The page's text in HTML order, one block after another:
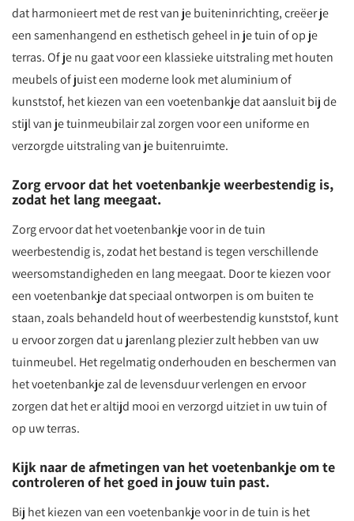
dat harmonieert met de rest van je buiteninrichting, creëer je
een samenhangend en esthetisch geheel in je tuin of op je
terras. Of je nu gaat voor een klassieke uitstraling met houten
meubels of juist een moderne look met aluminium of
kunststof, het kiezen van een voetenbankje dat aansluit bij de
stijl van je tuinmeubilair zal zorgen voor een uniforme en
verzorgde uitstraling van je buitenruimte.
Zorg ervoor dat het voetenbankje weerbestendig is,
zodat het lang meegaat.
Zorg ervoor dat het voetenbankje voor in de tuin
weerbestendig is, zodat het bestand is tegen verschillende
weersomstandigheden en lang meegaat. Door te kiezen voor
een voetenbankje dat speciaal ontworpen is om buiten te
staan, zoals behandeld hout of weerbestendig kunststof, kunt
u ervoor zorgen dat u jarenlang plezier zult hebben van uw
tuinmeubel. Het regelmatig onderhouden en beschermen van
het voetenbankje zal de levensduur verlengen en ervoor
zorgen dat het er altijd mooi en verzorgd uitziet in uw tuin of
op uw terras.
Kijk naar de afmetingen van het voetenbankje om te
controleren of het goed in jouw tuin past.
Bij het kiezen van een voetenbankje voor in de tuin is het